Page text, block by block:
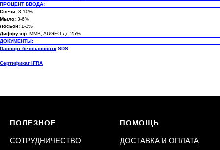
ПРОЦЕНТ ВВОДА:
Свечи: 3-10%
Мыло: 3-6%
Лосьон: 1-3%
Диффузор: MMB, AUGEO до 25%
ДОКУМЕНТЫ:
Паспорт безопасности SDS
Сертификат IFRA
ПОЛЕЗНОЕ
СОТРУДНИЧЕСТВО
ПОМОЩЬ
ДОСТАВКА И ОПЛАТА